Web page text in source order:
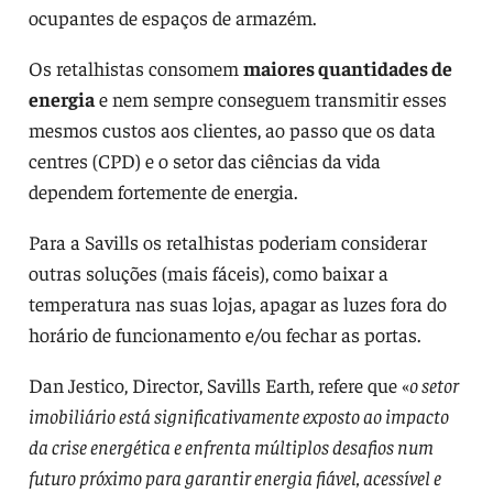
ocupantes de espaços de armazém.
Os retalhistas consomem maiores quantidades de
energiae nem sempre conseguem transmitir esses
mesmos custos aos clientes, ao passo que os data
centres (CPD) e o setor das ciências da vida
dependem fortemente de energia.
Para a Savills os retalhistas poderiam considerar
outras soluções (mais fáceis), como baixar a
temperatura nas suas lojas, apagar as luzes fora do
horário de funcionamento e/ou fechar as portas.
Dan Jestico, Director, Savills Earth, refere que «o setor
imobiliário está significativamente exposto ao impacto
da crise energética e enfrenta múltiplos desafios num
futuro próximo para garantir energia fiável, acessível e